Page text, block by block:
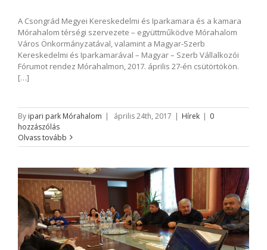
A Csongrád Megyei Kereskedelmi és Iparkamara és a kamara
Mórahalom térségi szervezete – együttműködve Mórahalom
Város Önkormányzatával, valamint a Magyar-Szerb
Kereskedelmi és Iparkamarával – Magyar – Szerb Vállalkozói
Fórumot rendez Mórahalmon, 2017. április 27-én csütörtökön.
[…]
By ipari park Mórahalom | április 24th, 2017 | Hírek | 0
hozzászólás
Olvass tovább